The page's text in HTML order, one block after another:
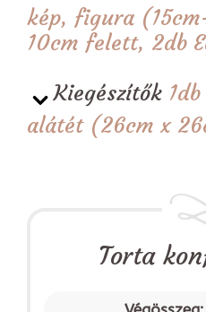
kép, figura
10cm felett, 2db
Kiegészítők
alátét (26cm x
Torta